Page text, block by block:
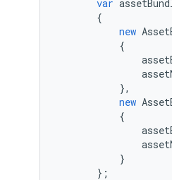
var
{
new
{
},
new
{
}
};